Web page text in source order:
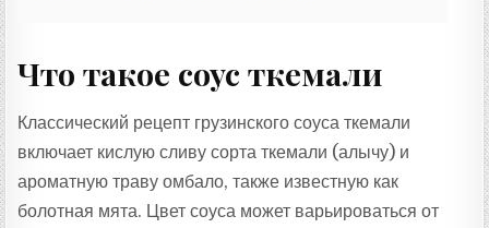
Что такое соус ткемали
Классический рецепт грузинского соуса ткемали
включает кислую сливу сорта ткемали (алычу) и
ароматную траву омбало, также известную как
болотная мята. Цвет соуса может варьироваться от